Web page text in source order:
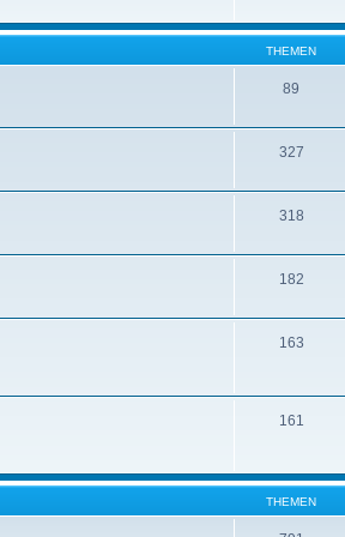
THEMEN
89
327
318
182
163
161
THEMEN